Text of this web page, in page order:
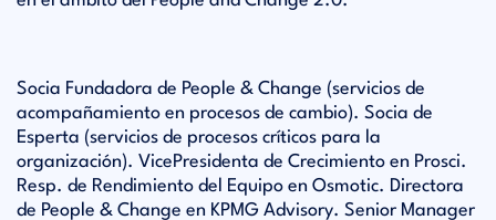
Socia Fundadora de People & Change (servicios de
acompañamiento en procesos de cambio). Socia de
Esperta (servicios de procesos críticos para la
organización). VicePresidenta de Crecimiento en Prosci.
Resp. de Rendimiento del Equipo en Osmotic. Directora
de People & Change en KPMG Advisory. Senior Manager